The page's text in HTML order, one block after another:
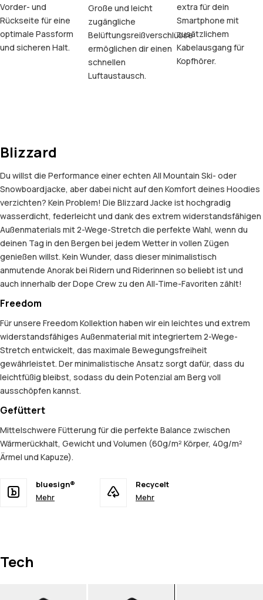
Vorder- und
Rückseite für eine
optimale Passform
und sicheren Halt.
Große und leicht
zugängliche
Belüftungsreißverschlüsse
ermöglichen dir einen
schnellen
Luftaustausch.
extra für dein
Smartphone mit
zusätzlichem
Kabelausgang für
Kopfhörer.
Blizzard
Du willst die Performance einer echten All Mountain Ski- oder
Snowboardjacke, aber dabei nicht auf den Komfort deines Hoodies
verzichten? Kein Problem! Die Blizzard Jacke ist hochgradig
wasserdicht, federleicht und dank des extrem widerstandsfähigen
Außenmaterials mit 2-Wege-Stretch die perfekte Wahl, wenn du
deinen Tag in den Bergen bei jedem Wetter in vollen Zügen
genießen willst. Kein Wunder, dass dieser minimalistisch
anmutende Anorak bei Ridern und Riderinnen so beliebt ist und
auch innerhalb der Dope Crew zu den All-Time-Favoriten zählt!
Freedom
Für unsere Freedom Kollektion haben wir ein leichtes und extrem
widerstandsfähiges Außenmaterial mit integriertem 2-Wege-
Stretch entwickelt, das maximale Bewegungsfreiheit
gewährleistet. Der minimalistische Ansatz sorgt dafür, dass du
leichtfüßig bleibst, sodass du dein Potenzial am Berg voll
ausschöpfen kannst.
Gefüttert
Mittelschwere Fütterung für die perfekte Balance zwischen
Wärmerückhalt, Gewicht und Volumen (60g/m² Körper, 40g/m²
Ärmel und Kapuze).
bluesign®
Mehr
Recycelt
Mehr
Tech